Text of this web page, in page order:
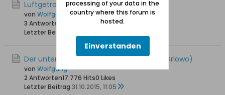
Luftgetrocknete Flundern
von Wolfgang
3 Antworten
0 Likes
Letzter Beitrag
Der untergegangene Friedhof in Orloff (Orlowo)
von Wolfgang
2 Antworten17.776 Hits0 Likes
Letzter Beitrag 31.10.2015, 11:05
processing of your data in the
country where this forum is
hosted.
Einverstanden